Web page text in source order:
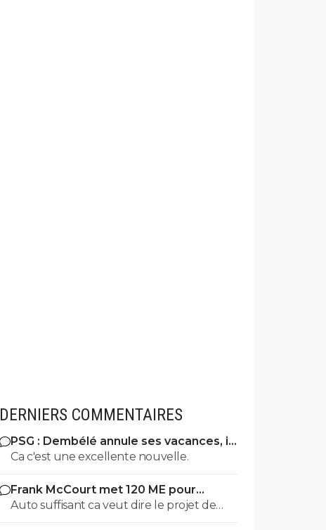
DERNIERS COMMENTAIRES
PSG : Dembélé annule ses vacances, il
veut tout casser
Ca c'est une excellente nouvelle.
Frank McCourt met 120 ME pour
sauver l’OM !
Auto suffisant ca veut dire le projet de
Rennes ou de lille a savoir vendre tes